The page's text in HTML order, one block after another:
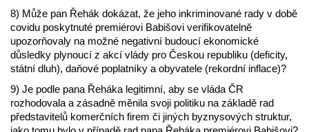
8) Může pan Řehák dokázat, že jeho inkriminované rady v době
covidu poskytnuté premiérovi Babišovi verifikovatelně
upozorňovaly na možné negativní budoucí ekonomické
důsledky plynoucí z akcí vlády pro Českou republiku (deficity,
státní dluh), daňové poplatníky a obyvatele (rekordní inflace)?
9) Je podle pana Řeháka legitimní, aby se vláda ČR
rozhodovala a zásadně měnila svoji politiku na základě rad
představitelů komerčních firem či jiných byznysových struktur,